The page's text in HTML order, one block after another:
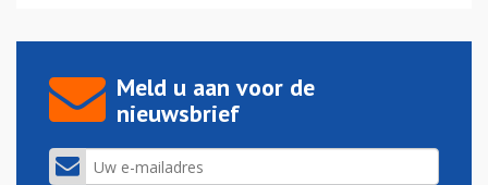
Meld u aan voor de
nieuwsbrief